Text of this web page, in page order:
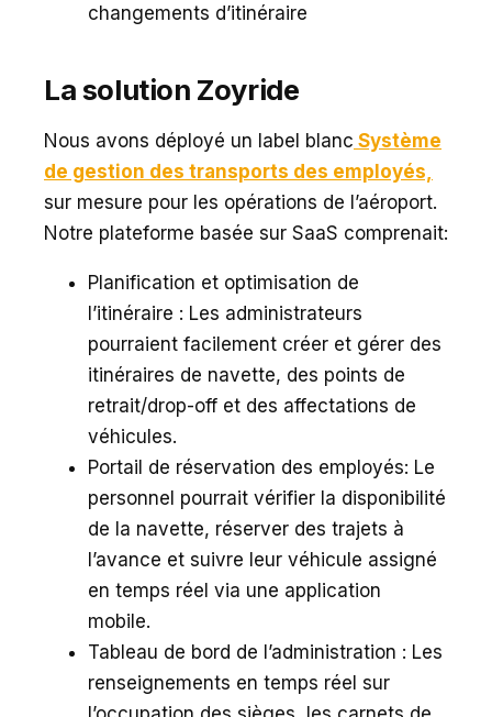
changements d’itinéraire
La solution Zoyride
Nous avons déployé un label blanc Système
de gestion des transports des employés,
sur mesure pour les opérations de l’aéroport.
Notre plateforme basée sur SaaS comprenait:
Planification et optimisation de
l’itinéraire : Les administrateurs
pourraient facilement créer et gérer des
itinéraires de navette, des points de
retrait/drop-off et des affectations de
véhicules.
Portail de réservation des employés: Le
personnel pourrait vérifier la disponibilité
de la navette, réserver des trajets à
l’avance et suivre leur véhicule assigné
en temps réel via une application
mobile.
Tableau de bord de l’administration : Les
renseignements en temps réel sur